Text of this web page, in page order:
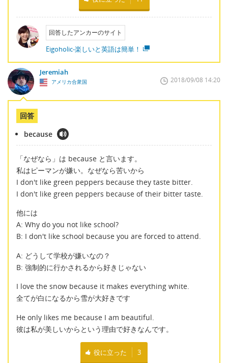
回答したアンカーのサイト
Eigoholic-楽しいと英語は簡単！
Jeremiah
アメリカ合衆国 2018/09/08 14:20
回答
because
「なぜなら」は because と言います。
私はピーマンが嫌い。なぜなら苦いから
I don't like green peppers because they taste bitter.
I don't like green peppers because of their bitter taste.
他には
A: Why do you not like school?
B: I don't like school because you are forced to attend.
A: どうして学校が嫌いなの？
B: 強制的に行かされるから好きじゃない
I love the snow because it makes everything white.
全てが白になるから雪が大好きです
He only likes me because I am beautiful.
彼は私が美しいからという理由で好きなんです。
役に立った 3